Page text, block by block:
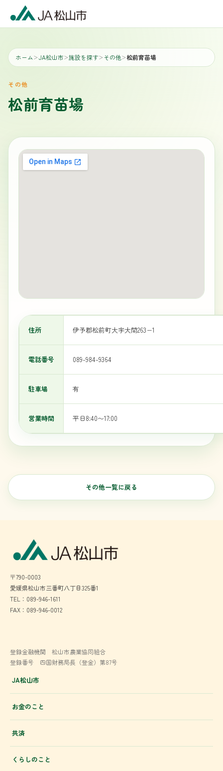
ホーム＞ JA松山市＞施設を探す＞ その他＞松前育苗場
その他
松前育苗場
住所 伊予郡松前町大字大間263−1
電話番号 089-984-9364
駐車場 有
営業時間 平日8:40〜17:00
その他一覧に戻る
〒790-0003
愛媛県松山市三番町八丁目325番1
TEL：089-946-1611
FAX：089-946-0012
登録金融機関 松山市農業協同組合
登録番号 四国財務局長（登金）第87号
JA松山市
お金のこと
共済
くらしのこと